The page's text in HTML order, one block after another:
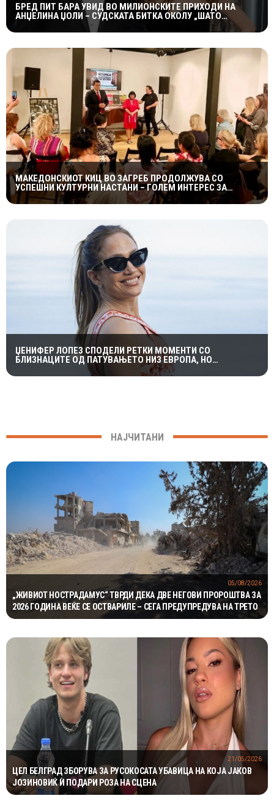
БРЕД ПИТ БАРА УВИД ВО МИЛИОНСКИТЕ ПРИХОДИ НА
АНЏЕЛИНА ЏОЛИ – СУДСКАТА БИТКА ОКОЛУ „ШАТО
МИРАВАЛ“ ДОБИВА НОВ ПРЕСВРТ
МАКЕДОНСКИОТ КИЦ ВО ЗАГРЕБ ПРОДОЛЖУВА СО
УСПЕШНИ КУЛТУРНИ НАСТАНИ – ГОЛЕМ ИНТЕРЕС ЗА
„ИСТОРИЈА НА МАКЕДОНСКАТА РОК МУЗИКА“
ЏЕНИФЕР ЛОПЕЗ СПОДЕЛИ РЕТКИ МОМЕНТИ СО
БЛИЗНАЦИТЕ ОД ПАТУВАЊЕТО НИЗ ЕВРОПА, НО
ФОТОГРАФИИТЕ ПРЕДИЗВИКАА ПОДЕЛЕНИ РЕАКЦИИ
НАЈЧИТАНИ
„ЖИВИОТ НОСТРАДАМУС“ ТВРДИ ДЕКА ДВЕ НЕГОВИ ПРОРОШТВА ЗА
2026 ГОДИНА ВЕЌЕ СЕ ОСТВАРИЛЕ – СЕГА ПРЕДУПРЕДУВА НА ТРЕТО
05/08/2026
ЦЕЛ БЕЛГРАД ЗБОРУВА ЗА РУСОКОСАТА УБАВИЦА НА КОЈА ЈАКОВ
ЈОЗИНОВИЌ Ѝ ПОДАРИ РОЗА НА СЦЕНА
21/05/2026